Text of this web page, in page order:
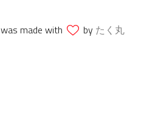
was made with by たく丸